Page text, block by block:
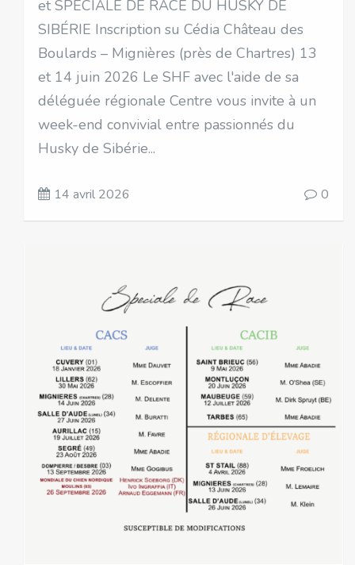
et SPÉCIALE DE RACE DU HUSKY DE
SIBÉRIE Inscription su Cédia Château des
Boulards – Mignières (près de Chartres) 13
et 14 juin 2026 Le SHF avec l'aide de sa
déléguée régionale Centre vous invite à un
week-end convivial entre passionnés du
Husky de Sibérie...
14 avril 2026 0